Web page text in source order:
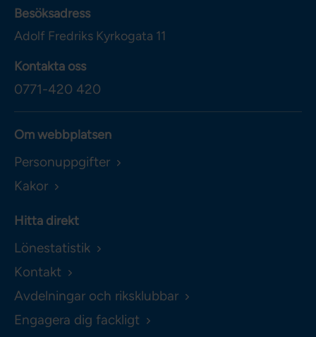
Besöksadress
Adolf Fredriks Kyrkogata 11
Kontakta oss
0771-420 420
Om webbplatsen
Personuppgifter
Kakor
Hitta direkt
Lönestatistik
Kontakt
Avdelningar och riksklubbar
Engagera dig fackligt